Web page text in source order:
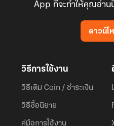
App ที่จะทำให้คุณอ่าน
ดาวน์โ
วิธีการใช้งาน
วิธีเติม Coin / ชำระเงิน
วิธีซื้อนิยาย
คู่มือการใช้งาน